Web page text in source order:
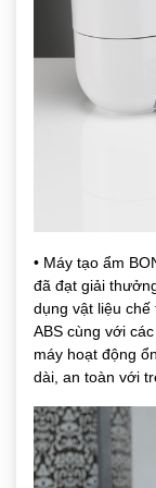
• Máy tạo ẩm
đã đạt giải
dụng vật liệu chế
ABS cùng với
máy hoạt động
dài, an toàn với